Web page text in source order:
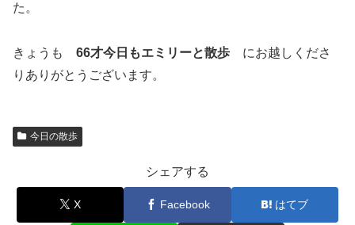
た。
きょうも 66才今日もエミリーと散歩 にお越しくださ
りありがとうございます。
今日の散歩
シェアする
X Facebook はてブ